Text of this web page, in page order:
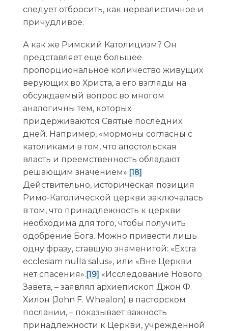
следует отбросить, как нереалистичное и
причудливое.
А как же Римский Католицизм? Он
представляет еще большее
пропорциональное количество живущих
верующих во Христа, а его взгляды на
обсуждаемый вопрос во многом
аналогичны тем, которых
придерживаются Святые последних
дней. Например, «мормоны согласны с
католиками в том, что апостольская
власть и преемственность обладают
решающим значением».[18]
Действительно, историческая позиция
Римо-Католической церкви заключалась
в том, что принадлежность к церкви
необходима для того, чтобы получить
одобрение Бога. Можно привести лишь
одну фразу, ставшую знаменитой: «Extra
ecclesiam nulla salus», или «Вне Церкви
нет спасения».[19] «Исследование Нового
Завета, – заявлял архиепископ Джон Ф.
Хилон (John F. Whealon) в пасторском
послании, – показывает важность
принадлежности к Церкви, учрежденной